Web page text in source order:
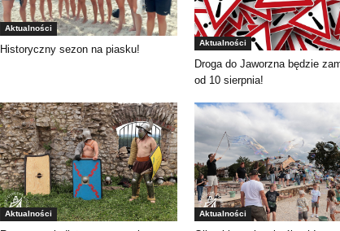
Aktualności
Historyczny sezon na piasku! Aktualności
Droga do Jaworzna będzie
od 10 sierpnia!
Aktualności Aktualności